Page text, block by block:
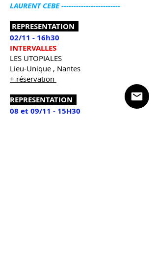
LAURENT CEBE ------------------------
REPRESENTATION
02/11 - 16h30
INTERVALLES
LES UTOPIALES
Lieu-Unique , Nantes
+ réservation
REPRESENTATION
08 et 09/11 - 15H30